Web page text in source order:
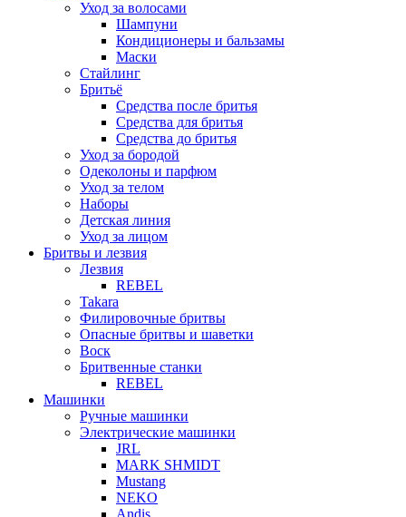
Уход за волосами
Шампуни
Кондиционеры и бальзамы
Маски
Стайлинг
Бритьё
Средства после бритья
Средства для бритья
Средства до бритья
Уход за бородой
Одеколоны и парфюм
Уход за телом
Наборы
Детская линия
Уход за лицом
Бритвы и лезвия
Лезвия
REBEL
Takara
Филировочные бритвы
Опасные бритвы и шаветки
Воск
Бритвенные станки
REBEL
Машинки
Ручные машинки
Электрические машинки
JRL
MARK SHMIDT
Mustang
NEKO
Andis